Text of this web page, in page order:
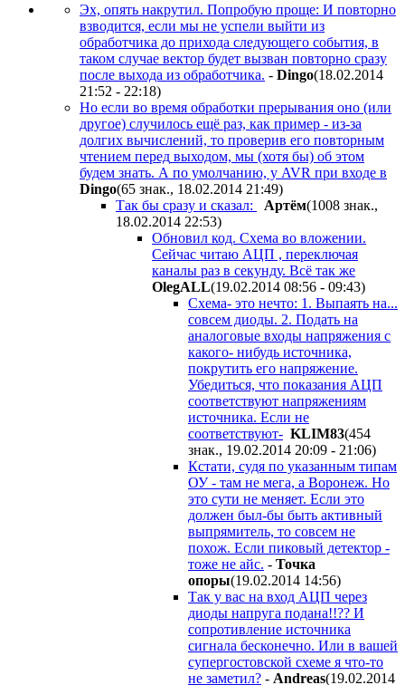
Эх, опять накрутил. Попробую проще: И повторно
взводится, если мы не успели выйти из
обработчика до прихода следующего события, в
таком случае вектор будет вызван повторно сразу
после выхода из обработчика. - Dingo(18.02.2014
21:52 - 22:18)
Но если во время обработки прерывания оно (или
другое) случилось ещё раз, как пример - из-за
долгих вычислений, то проверив его повторным
чтением перед выходом, мы (хотя бы) об этом
будем знать. А по умолчанию, у AVR при входе в
Dingo(65 знак., 18.02.2014 21:49)
Так бы сразу и сказал:
Apтём(1008 знак.,
18.02.2014 22:53)
Обновил код. Схема во вложении.
Сейчас читаю АЦП , переключая
каналы раз в секунду. Всё так же
OlegALL(19.02.2014 08:56 - 09:43)
Схема- это нечто: 1. Выпаять на...
совсем диоды. 2. Подать на
аналоговые входы напряжения с
какого- нибудь источника,
покрутить его напряжение.
Убедиться, что показания АЦП
соответствуют напряжениям
источника. Если не
соответствуют- KLIM83(454
знак., 19.02.2014 20:09 - 21:06)
Кстати, судя по указанным типам
ОУ - там не мега, а Воронеж. Но
это сути не меняет. Если это
должен был-бы быть активный
выпрямитель, то совсем не
похож. Если пиковый детектор -
тоже не айс. - Точка
опоры(19.02.2014 14:56)
Так у вас на вход АЦП через
диоды напруга подана!!?? И
сопротивление источника
сигнала бесконечно. Или в вашей
супергостовской схеме я что-то
не заметил? - Andreas(19.02.2014